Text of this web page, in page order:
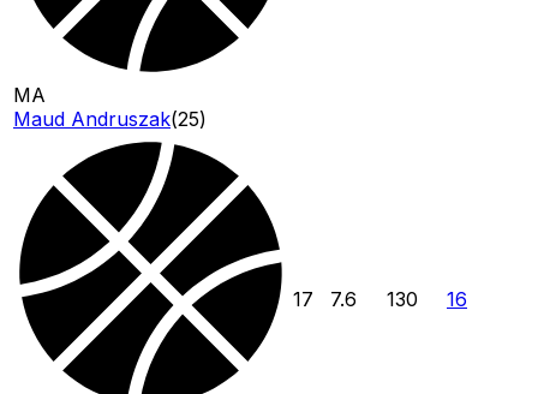
MA
Maud Andruszak(25)
17 7.6 130 16